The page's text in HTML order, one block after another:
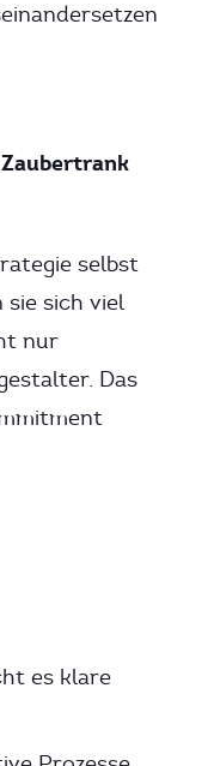
selbst
sich viel
nur
Das
es klare